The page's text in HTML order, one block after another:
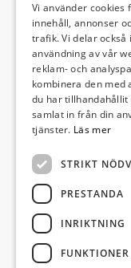
Invectus är ett
Bygg &
som har funnits i
sedan 1990.
Vi förvaltar
centrala
Kristianstad och i
omgivning.
Vi använder cookies
innehåll, annonser
trafik. Vi delar
användning av vår
reklam- och
kombinera den med
du har
samlat in från din
tjänster. Läs mer
STRIKT
PRESTANDA
INRIKTNING
FUNKTIONER